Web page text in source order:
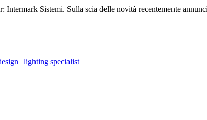
Sistemi. Sulla scia delle novità recentemente
| lighting specialist